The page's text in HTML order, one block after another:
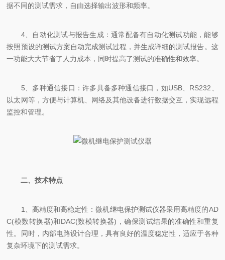
据不同的测试需求，自由选择输出波形和频率。
4、自动化测试与报告生成：通常配备有自动化测试功能，能够
按照预设的测试方案自动完成测试过程，并生成详细的测试报告。这
一功能大大节省了人力成本，同时提高了测试的准确性和效率。
5、多种通信接口：许多具备多种通信接口，如USB、RS232、
以太网等，方便与计算机、网络及其他设备进行数据交互，实现远程
监控和管理。
二、技术特点
1、高精度和高稳定性：微机继电保护测试仪器采用高精度的AD
C(模数转换器)和DAC(数模转换器)，确保测试结果的准确性和重复
性。同时，内部电路设计合理，具有良好的温度稳定性，适应于各种
复杂环境下的测试需求。